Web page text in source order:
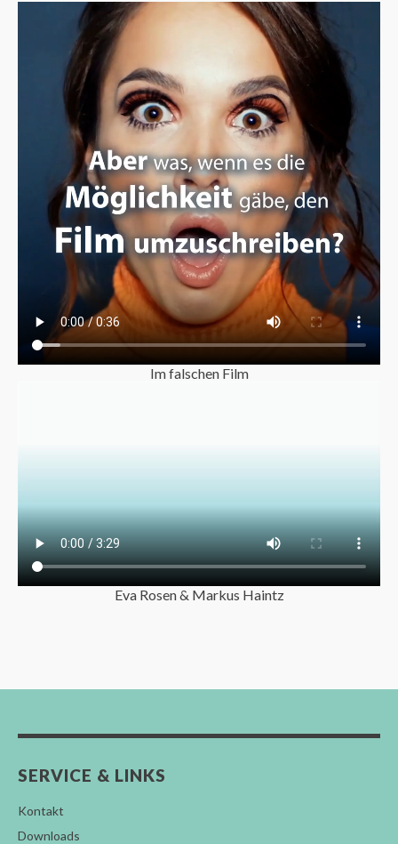
Im falschen Film
Eva Rosen & Markus Haintz
SERVICE & LINKS
Kontakt
Downloads